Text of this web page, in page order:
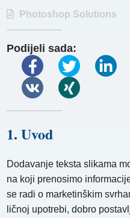
Photoshop Solutions
Podijeli sada:
1. Uvod
Dodavanje teksta slikama
na koji prenosimo
se radi o marketinškim
ličnoj upotrebi, dobro